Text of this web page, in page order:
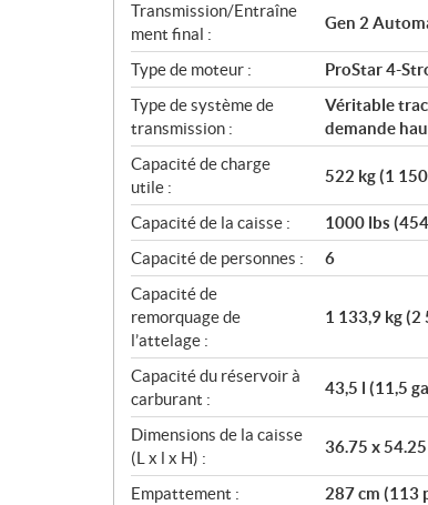
Transmission/Entraîne
ment final :
Gen 2
Type de moteur :
ProStar 4-
Type de système de
transmission :
Véritable
demande
Capacité de charge
utile :
522 kg (1
Capacité de la caisse :
1000 lbs
Capacité de personnes :
6
Capacité de
remorquage de
l’attelage :
1 133,9 kg (2
Capacité du réservoir à
carburant :
43,5 l (11,5
Dimensions de la caisse
(L x l x H) :
36.75 x
Empattement :
287 cm (113